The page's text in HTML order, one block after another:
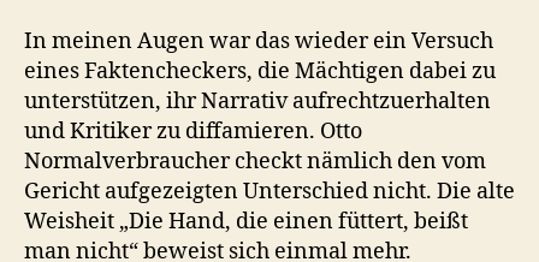
In meinen Augen war das wieder ein Versuch
eines Faktencheckers, die Mächtigen dabei zu
unterstützen, ihr Narrativ aufrechtzuerhalten
und Kritiker zu diffamieren. Otto
Normalverbraucher checkt nämlich den vom
Gericht aufgezeigten Unterschied nicht. Die alte
Weisheit „Die Hand, die einen füttert, beißt
man nicht“ beweist sich einmal mehr.